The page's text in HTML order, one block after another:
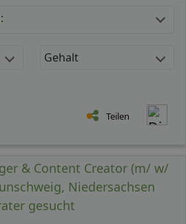
Gehalt
Teilen
& Content Creator (m/ w/
Niedersachsen
gesucht